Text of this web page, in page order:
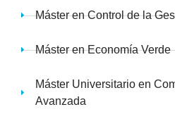
Máster en Control de la
Máster en Economía Verde
Máster Universitario en
Avanzada